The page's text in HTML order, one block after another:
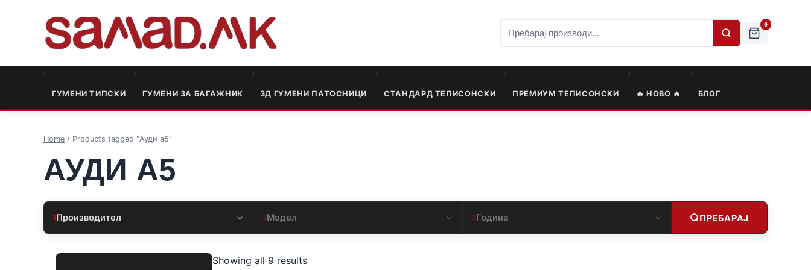
0
ГУМЕНИ ТИПСКИ ГУМЕНИ ЗА БАГАЖНИК 3Д ГУМЕНИ ПАТОСНИЦИ СТАНДАРД ТЕПИСОНСКИ ПРЕМИУМ ТЕПИСОНСКИ 🔥 НОВО 🔥 БЛОГ
Home / Products tagged “Ауди а5”
АУДИ А5
1Производител 2Модел 3Година ПРЕБАРАЈ
Showing all 9 results